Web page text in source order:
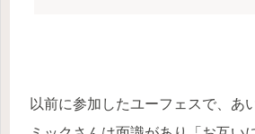
以前に参加したユーフェスで、あ